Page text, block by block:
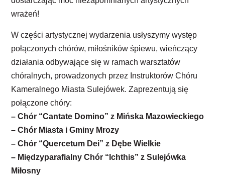
wrażeń!
W części artystycznej wydarzenia usłyszymy występ
połączonych chórów, miłośników śpiewu, wieńczący
działania odbywające się w ramach warsztatów
chóralnych, prowadzonych przez Instruktorów Chóru
Kameralnego Miasta Sulejówek. Zaprezentują się
połączone chóry:
– Chór “Cantate Domino” z Mińska Mazowieckiego
– Chór Miasta i Gminy Mrozy
– Chór “Quercetum Dei” z Dębe Wielkie
– Międzyparafialny Chór “Ichthis” z Sulejówka
Miłosny